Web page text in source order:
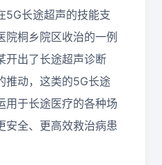
5G长途超声的技能支
院桐乡院区收治的一例
开出了长途超声诊断
推动，这类的5G长途
用于长途医疗的各种场
安全、更高效救治病患